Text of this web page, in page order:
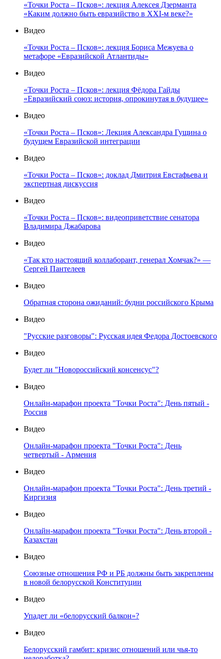
«Точки Роста – Псков»: лекция Алексея Дзерманта
«Каким должно быть евразийство в XXI-м веке?»
Видео
«Точки Роста – Псков»: лекция Бориса Межуева о
метафоре «Евразийской Атлантиды»
Видео
«Точки Роста – Псков»: лекция Фёдора Гайды
«Евразийский союз: история, опрокинутая в будущее»
Видео
«Точки Роста – Псков»: Лекция Александра Гущина о
будущем Евразийской интеграции
Видео
«Точки Роста – Псков»: доклад Дмитрия Евстафьева и
экспертная дискуссия
Видео
«Точки Роста – Псков»: видеоприветствие сенатора
Владимира Джабарова
Видео
«Так кто настоящий коллаборант, генерал Хомчак?» —
Сергей Пантелеев
Видео
Обратная сторона ожиданий: будни российского Крыма
Видео
"Русские разговоры": Русская идея Федора Достоевского
Видео
Будет ли "Новороссийский консенсус"?
Видео
Онлайн-марафон проекта "Точки Роста": День пятый -
Россия
Видео
Онлайн-марафон проекта "Точки Роста": День
четвертый - Армения
Видео
Онлайн-марафон проекта "Точки Роста": День третий -
Киргизия
Видео
Онлайн-марафон проекта "Точки Роста": День второй -
Казахстан
Видео
Союзные отношения РФ и РБ должны быть закреплены
в новой белорусской Конституции
Видео
Упадет ли «белорусский балкон»?
Видео
Белорусский гамбит: кризис отношений или чья-то